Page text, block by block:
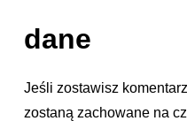
dane
Jeśli zostawisz
zostaną zachowane na